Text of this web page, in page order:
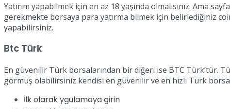
Yatırım yapabilmek için en az 18 yaşında olmalısınız. Ama
gerekmekte borsaya para yatırma bilmek için belirlediğiniz
yapabilirsiniz.
Btc Türk
En güvenilir Türk borsalarından bir diğeri ise BTC Türk’tür.
görmüş olabilirsiniz kendisi en güvenilir ve en hızlı Türk
İlk olarak ygulamaya girin